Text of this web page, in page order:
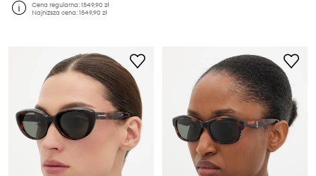
Cena regularna:1549,90 zł
Najniższa cena:1549,90 zł